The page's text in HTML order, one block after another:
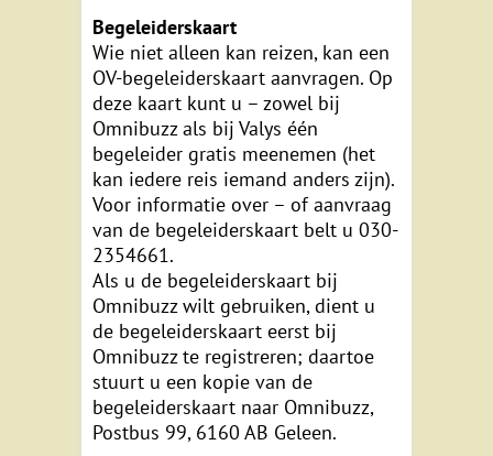
Begeleiderskaart
Wie niet alleen kan reizen, kan een
OV-begeleiderskaart aanvragen. Op
deze kaart kunt u – zowel bij
Omnibuzz als bij Valys één
begeleider gratis meenemen (het
kan iedere reis iemand anders zijn).
Voor informatie over – of aanvraag
van de begeleiderskaart belt u 030-
2354661.
Als u de begeleiderskaart bij
Omnibuzz wilt gebruiken, dient u
de begeleiderskaart eerst bij
Omnibuzz te registreren; daartoe
stuurt u een kopie van de
begeleiderskaart naar Omnibuzz,
Postbus 99, 6160 AB Geleen.